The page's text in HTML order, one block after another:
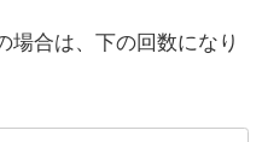
場合は、下の回数になり